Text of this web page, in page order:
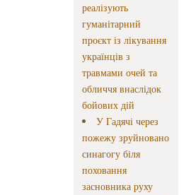
реалізують
гуманітарний
проєкт із лікування
українців з
травмами очей та
обличчя внаслідок
бойових дій
У Гадячі через
пожежу зруйновано
синагогу біля
поховання
засновника руху